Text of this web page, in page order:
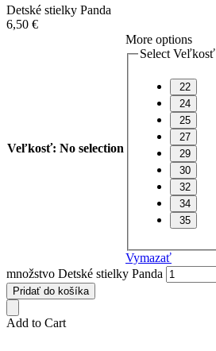
Detské stielky Panda
6,50 €
Veľkosť: No selection
More options
Select Veľkosť
22
24
25
27
29
30
32
34
35
Vymazať
množstvo Detské stielky Panda
Pridať do košíka
Add to Cart